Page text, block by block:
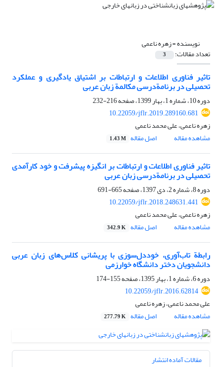
نویسنده =زهره ناعمی
تعداد مقالات: 3
تاثیر فناوری اطلاعات و ارتباطات بر اشتیاق یادگیری و عملکرد
تحصیلی در برنامةدرسی مکالمة زبان عربی
دوره 10، شماره 1، بهار 1399، صفحه
216-232
10.22059/jflr.2019.289160.681
زهره ناعمی، علی محمد ناعمی
مشاهده مقاله
اصل مقاله 1.43 M
تاثیر فناوری اطلاعات و ارتباطات بر انگیزه پیشرفت و خود کارآمدی
تحصیلی در برنامةدرسی زبان عربی
دوره 8، شماره 2، دی 1397، صفحه
665-691
10.22059/jflr.2018.248631.441
زهره ناعمی، علی محمد ناعمی
مشاهده مقاله
اصل مقاله 342.9 K
رابطة تاب‌آوری، خوددل‌سوزی با پریشانی کلاس‌های زبان عربی
دانشجویان دختر دانشگاه خوارزمی
دوره 6، شماره 1، بهار 1395، صفحه
155-174
10.22059/jflr.2016.62814
علی محمد ناعمی، زهره ناعمی
مشاهده مقاله
اصل مقاله 277.79 K
مقالات آماده انتشار